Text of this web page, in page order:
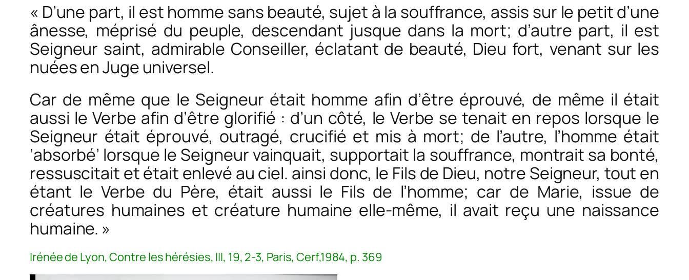
« D’une part, il est homme sans beauté, sujet à la souffrance, assis sur le petit d’une
ânesse, méprisé du peuple, descendant jusque dans la mort; d’autre part, il est
Seigneur saint, admirable Conseiller, éclatant de beauté, Dieu fort, venant sur les
nuées en Juge universel.
Car de même que le Seigneur était homme afin d’être éprouvé, de même il était
aussi le Verbe afin d’être glorifié : d’un côté, le Verbe se tenait en repos lorsque le
Seigneur était éprouvé, outragé, crucifié et mis à mort; de l’autre, l’homme était
‘absorbé’ lorsque le Seigneur vainquait, supportait la souffrance, montrait sa bonté,
ressuscitait et était enlevé au ciel. ainsi donc, le Fils de Dieu, notre Seigneur, tout en
étant le Verbe du Père, était aussi le Fils de l’homme; car de Marie, issue de
créatures humaines et créature humaine elle-même, il avait reçu une naissance
humaine. »
Irénée de Lyon,Contre les hérésies, III, 19, 2-3, Paris, Cerf,1984, p. 369